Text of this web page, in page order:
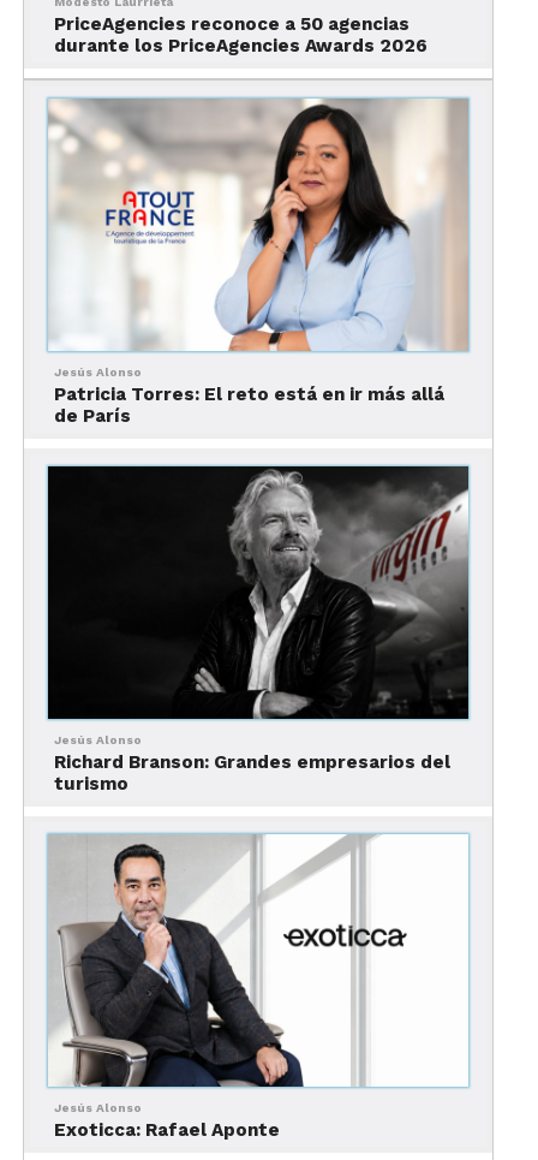
En Japón, sobresalir puede resultar
incómodo. Hablar fuerte, exagerar gestos
o intentar “brillar” genera distancia
El atractivo nace de la adaptación.
La persona confiable es más interesante
2. El interés no se declara,
se demuestra
Decir “me gustas” demasiado pronto rompe el
ritmo cultural. El interés se comunica mediante:
PriceAgencies reconoce a 50 agencias
durante los PriceAgencies Awards 2026
Jesús Alonso
Patricia Torres: El reto está en ir más allá
de París
Jesús Alonso
Richard Branson: Grandes empresarios del
turismo
Jesús Alonso
Exoticca: Rafael Aponte